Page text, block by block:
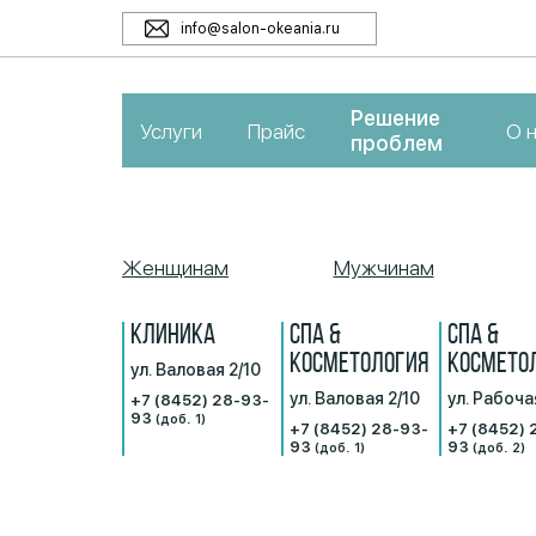
info@salon-okeania.ru
Услуги Прайс
Решение
проблем
О
Женщинам Мужчинам
КЛИНИКА
ул. Валовая 2/10
+7 (8452) 28-93-
93(доб. 1)
СПА &
КОСМЕТОЛОГИЯ
ул. Валовая 2/10
+7 (8452) 28-93-
93 (доб. 1)
СПА &
ул.
+7 (8452)
93(доб. 2)